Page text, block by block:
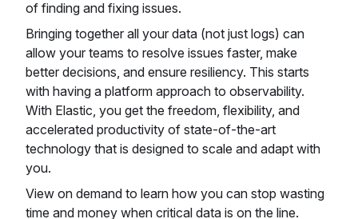
of finding and fixing issues.
Bringing together all your data (not just logs) can
allow your teams to resolve issues faster, make
better decisions, and ensure resiliency. This starts
with having a platform approach to observability.
With Elastic, you get the freedom, flexibility, and
accelerated productivity of state-of-the-art
technology that is designed to scale and adapt with
you.
View on demand to learn how you can stop wasting
time and money when critical data is on the line.